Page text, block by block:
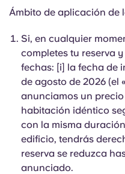
Elige una ciudad
Elige una residencia
Iniciar sesión
Ámbito de aplicación de
Si, en cualquier
completes tu reserva
fechas: [i] la fecha de
de agosto de 2026 (el
anunciamos un
habitación idéntico
con la misma
edificio, tendrás
reserva se reduzca
anunciado.